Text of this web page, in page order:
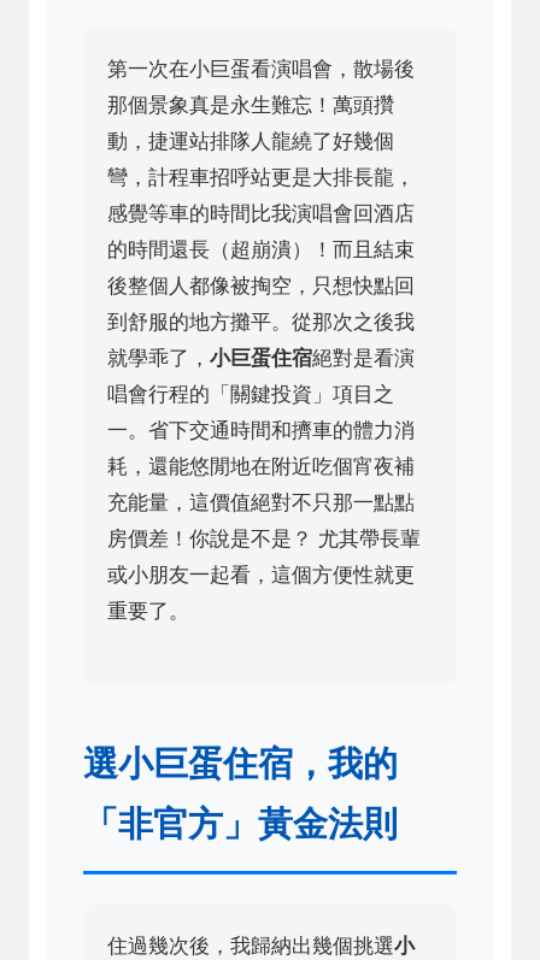
第一次在小巨蛋看演唱會，散場後
那個景象真是永生難忘！萬頭攢
動，捷運站排隊人龍繞了好幾個
彎，計程車招呼站更是大排長龍，
感覺等車的時間比我演唱會回酒店
的時間還長（超崩潰）！而且結束
後整個人都像被掏空，只想快點回
到舒服的地方攤平。從那次之後我
就學乖了， 小巨蛋住宿絕對是看演
唱會行程的「關鍵投資」項目之
一。省下交通時間和擠車的體力消
耗，還能悠閒地在附近吃個宵夜補
充能量，這價值絕對不只那一點點
房價差！你說是不是？ 尤其帶長輩
或小朋友一起看，這個方便性就更
重要了。
選小巨蛋住宿，我的
「非官方」黃金法則
住過幾次後，我歸納出幾個挑選小